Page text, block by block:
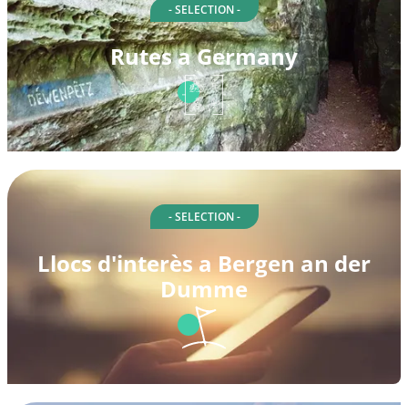
- SELECTION -
Rutes a Germany
- SELECTION -
Llocs d'interès a Bergen an der
Dumme